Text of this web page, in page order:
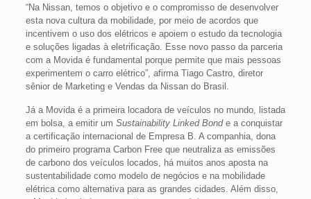
“Na Nissan, temos o objetivo e o compromisso de desenvolver
esta nova cultura da mobilidade, por meio de acordos que
incentivem o uso dos elétricos e apoiem o estudo da tecnologia
e soluções ligadas à eletrificação. Esse novo passo da parceria
com a Movida é fundamental porque permite que mais pessoas
experimentem o carro elétrico”, afirma Tiago Castro, diretor
sênior de Marketing e Vendas da Nissan do Brasil.
Já a Movida é a primeira locadora de veículos no mundo, listada
em bolsa, a emitir um Sustainability Linked Bonde a conquistar
a certificação internacional de Empresa B. A companhia, dona
do primeiro programa Carbon Free que neutraliza as emissões
de carbono dos veículos locados, há muitos anos aposta na
sustentabilidade como modelo de negócios e na mobilidade
elétrica como alternativa para as grandes cidades. Além disso,